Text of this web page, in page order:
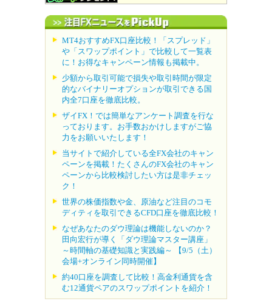
MT4おすすめFX口座比較！「スプレッド」
や「スワップポイント」で比較して一覧表
に！お得なキャンペーン情報も掲載中。
少額から取引可能で損失や取引時間が限定
的なバイナリーオプションが取引できる国
内全7口座を徹底比較。
ザイFX！では簡単なアンケート調査を行な
っております。お手数おかけしますがご協
力をお願いいたします！
当サイトで紹介している全FX会社のキャン
ペーンを掲載！たくさんのFX会社のキャン
ペーンから比較検討したい方は是非チェッ
ク！
世界の株価指数や金、原油など注目のコモ
ディティを取引できるCFD口座を徹底比較！
なぜあなたのダウ理論は機能しないのか？
田向宏行が導く「ダウ理論マスター講座」
～時間軸の基礎知識と実践編～ 【9/5（土）
会場+オンライン同時開催】
約40口座を調査して比較！高金利通貨を含
む12通貨ペアのスワップポイントを紹介！